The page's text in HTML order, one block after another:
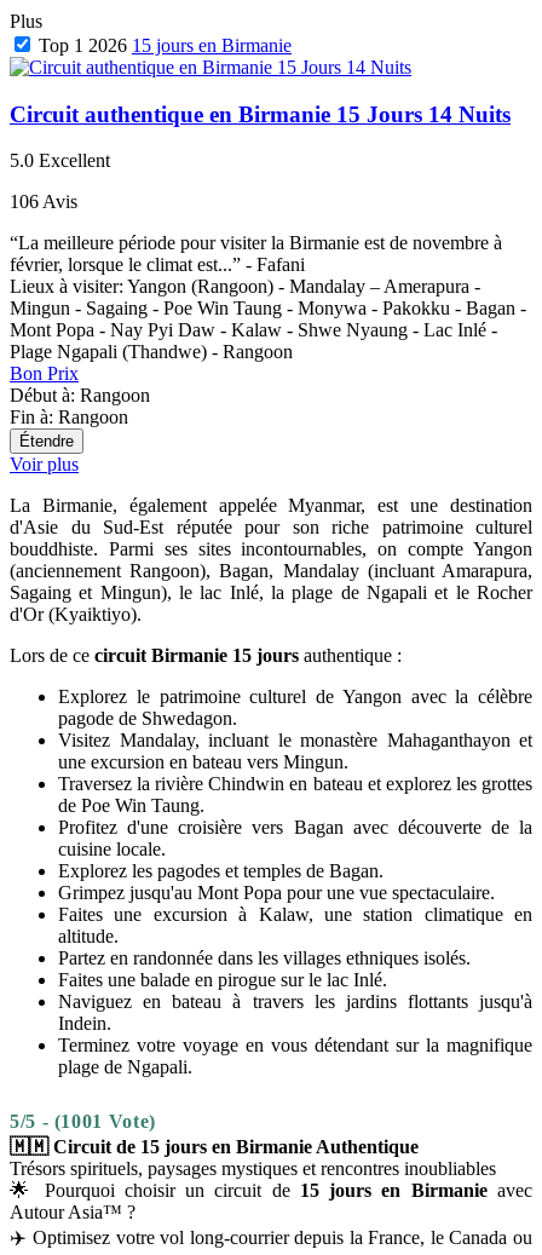
Plus
Top 1 2026 15 jours en Birmanie
Circuit authentique en Birmanie 15 Jours 14 Nuits
5.0 Excellent
106 Avis
“La meilleure période pour visiter la Birmanie est de novembre à
février, lorsque le climat est...” - Fafani
Lieux à visiter: Yangon (Rangoon) - Mandalay – Amerapura -
Mingun - Sagaing - Poe Win Taung - Monywa - Pakokku - Bagan -
Mont Popa - Nay Pyi Daw - Kalaw - Shwe Nyaung - Lac Inlé -
Plage Ngapali (Thandwe) - Rangoon
Bon Prix
Début à: Rangoon
Fin à: Rangoon
Étendre
Voir plus
La Birmanie, également appelée Myanmar, est une destination
d'Asie du Sud-Est réputée pour son riche patrimoine culturel
bouddhiste. Parmi ses sites incontournables, on compte Yangon
(anciennement Rangoon), Bagan, Mandalay (incluant Amarapura,
Sagaing et Mingun), le lac Inlé, la plage de Ngapali et le Rocher
d'Or (Kyaiktiyo).
Lors de ce circuit Birmanie 15 jours authentique :
Explorez le patrimoine culturel de Yangon avec la célèbre
pagode de Shwedagon.
Visitez Mandalay, incluant le monastère Mahaganthayon et
une excursion en bateau vers Mingun.
Traversez la rivière Chindwin en bateau et explorez les grottes
de Poe Win Taung.
Profitez d'une croisière vers Bagan avec découverte de la
cuisine locale.
Explorez les pagodes et temples de Bagan.
Grimpez jusqu'au Mont Popa pour une vue spectaculaire.
Faites une excursion à Kalaw, une station climatique en
altitude.
Partez en randonnée dans les villages ethniques isolés.
Faites une balade en pirogue sur le lac Inlé.
Naviguez en bateau à travers les jardins flottants jusqu'à
Indein.
Terminez votre voyage en vous détendant sur la magnifique
plage de Ngapali.
5/5 - (1001 Vote)
🇲🇲 Circuit de 15 jours en Birmanie Authentique
Trésors spirituels, paysages mystiques et rencontres inoubliables
🌟 Pourquoi choisir un circuit de 15 jours en Birmanieavec
Autour Asia™ ?
✈️ Optimisez votre vol long-courrier depuis la France, le Canada ou